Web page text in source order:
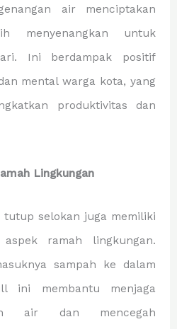
air menciptakan
menyenangkan untuk
Ini berdampak positif
mental warga kota, yang
produktivitas dan
Lingkungan
tutup selokan juga memiliki
ramah lingkungan.
sampah ke dalam
ini membantu menjaga
air dan mencegah